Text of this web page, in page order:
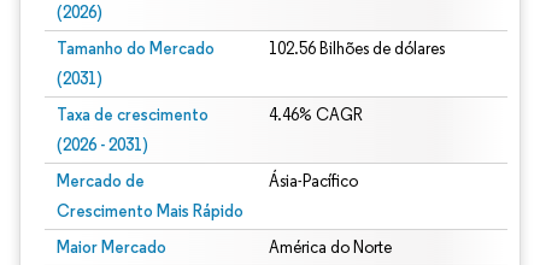
(2026)
Tamanho do Mercado
(2031)
102.56 Bilhões de dólares
Taxa de crescimento
(2026 - 2031)
4.46% CAGR
Mercado de
Crescimento Mais Rápido
Ásia-Pacífico
Maior Mercado América do Norte